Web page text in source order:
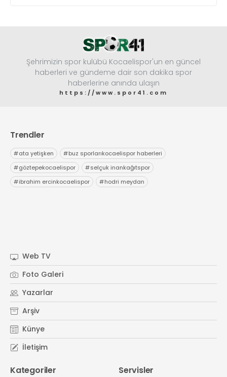
Şehrimizin spor kulübü Kocaelispor'un en güncel
haberleri ve gündeme dair son dakika spor
haberlerine anında ulaşın
https://www.spor41.com
Trendler
#ata yetişken #buz sporlarıkocaelispor haberleri
#göztepekocaelispor #selçuk inankağıtspor
#ibrahim ercinkocaelispor #hodri meydan
Web TV
Foto Galeri
Yazarlar
Arşiv
Künye
İletişim
Kategoriler Servisler